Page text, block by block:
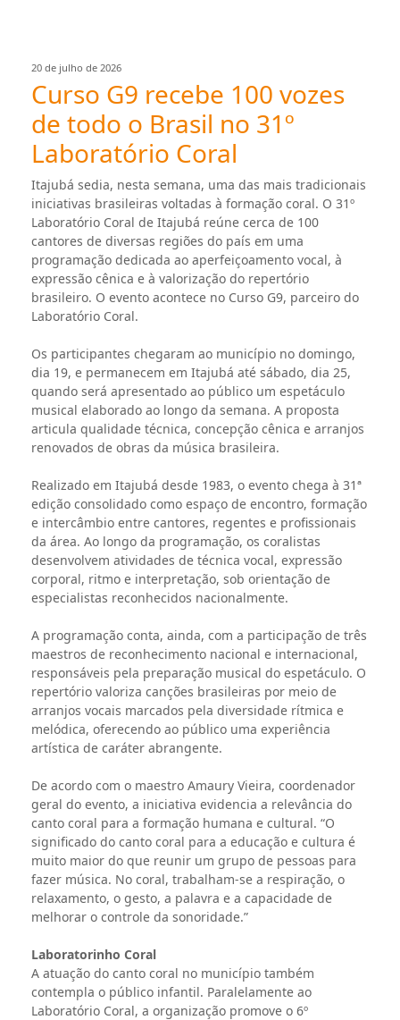
20 de julho de 2026
Curso G9 recebe 100 vozes
de todo o Brasil no 31º
Laboratório Coral
Itajubá sedia, nesta semana, uma das mais tradicionais
iniciativas brasileiras voltadas à formação coral. O 31º
Laboratório Coral de Itajubá reúne cerca de 100
cantores de diversas regiões do país em uma
programação dedicada ao aperfeiçoamento vocal, à
expressão cênica e à valorização do repertório
brasileiro. O evento acontece no Curso G9, parceiro do
Laboratório Coral.
Os participantes chegaram ao município no domingo,
dia 19, e permanecem em Itajubá até sábado, dia 25,
quando será apresentado ao público um espetáculo
musical elaborado ao longo da semana. A proposta
articula qualidade técnica, concepção cênica e arranjos
renovados de obras da música brasileira.
Realizado em Itajubá desde 1983, o evento chega à 31ª
edição consolidado como espaço de encontro, formação
e intercâmbio entre cantores, regentes e profissionais
da área. Ao longo da programação, os coralistas
desenvolvem atividades de técnica vocal, expressão
corporal, ritmo e interpretação, sob orientação de
especialistas reconhecidos nacionalmente.
A programação conta, ainda, com a participação de três
maestros de reconhecimento nacional e internacional,
responsáveis pela preparação musical do espetáculo. O
repertório valoriza canções brasileiras por meio de
arranjos vocais marcados pela diversidade rítmica e
melódica, oferecendo ao público uma experiência
artística de caráter abrangente.
De acordo com o maestro Amaury Vieira, coordenador
geral do evento, a iniciativa evidencia a relevância do
canto coral para a formação humana e cultural. “O
significado do canto coral para a educação e cultura é
muito maior do que reunir um grupo de pessoas para
fazer música. No coral, trabalham-se a respiração, o
relaxamento, o gesto, a palavra e a capacidade de
melhorar o controle da sonoridade.”
Laboratorinho Coral
A atuação do canto coral no município também
contempla o público infantil. Paralelamente ao
Laboratório Coral, a organização promove o 6º